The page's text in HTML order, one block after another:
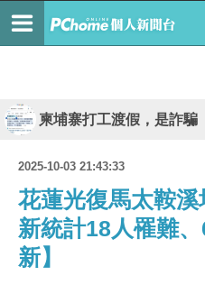
柬埔寨打工渡假，是詐騙
2025-10-03 21:43:33
花蓮光復馬太鞍
新統計18人罹難
新】